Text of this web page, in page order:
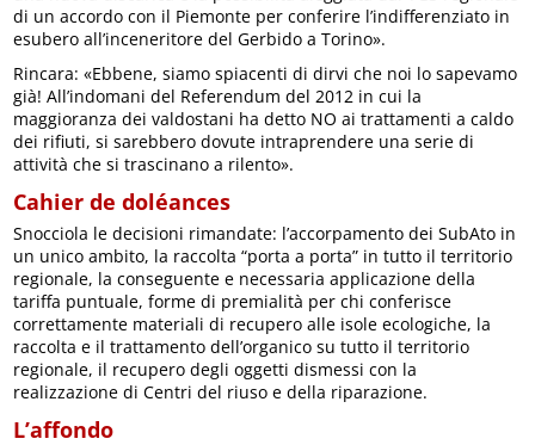
di un accordo con il Piemonte per conferire l’indifferenziato in
esubero all’inceneritore del Gerbido a Torino».
Rincara: «Ebbene, siamo spiacenti di dirvi che noi lo sapevamo
già! All’indomani del Referendum del 2012 in cui la
maggioranza dei valdostani ha detto NO ai trattamenti a caldo
dei rifiuti, si sarebbero dovute intraprendere una serie di
attività che si trascinano a rilento».
Cahier de doléances
Snocciola le decisioni rimandate: l’accorpamento dei SubAto in
un unico ambito, la raccolta “porta a porta” in tutto il territorio
regionale, la conseguente e necessaria applicazione della
tariffa puntuale, forme di premialità per chi conferisce
correttamente materiali di recupero alle isole ecologiche, la
raccolta e il trattamento dell’organico su tutto il territorio
regionale, il recupero degli oggetti dismessi con la
realizzazione di Centri del riuso e della riparazione.
L’affondo